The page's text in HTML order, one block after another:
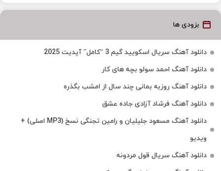
بزودی ها
دانلود آهنگ سریال اسکویید گیم 3 “کامل” آپدیت 2025
دانلود آهنگ احمد سولو بچه های کار
دانلود آهنگ روزبه بمانی چند سال از امشب بگذره
دانلود آهنگ فرشاد آزادی جاده عشق
دانلود آهنگ مسعود جلیلیان و رامین تجنگی نسخ (MP3 اصلی) +
ویدیو
دانلود آهنگ سریال قول مردونه